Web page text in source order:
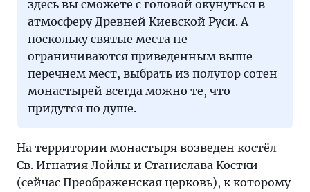
здесь вы сможете с головой окунуться в
атмосферу Древней Киевской Руси. А
поскольку святые места не
ограничиваются приведенным выше
перечнем мест, выбрать из полутор сотен
монастырей всегда можно те, что
придутся по душе.
На территории монастыря возведен костёл
Св. Игнатия Лойлы и Станислава Костки
(сейчас Преображенская церковь), к которому